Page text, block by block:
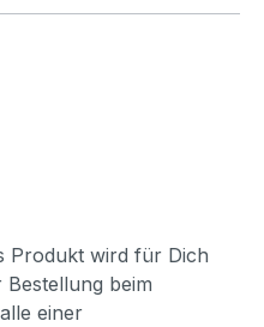
Produkt wird für Dich
beim
einer